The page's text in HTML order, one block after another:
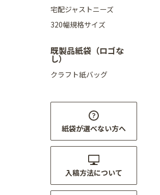
宅配ジャストニーズ
320幅規格サイズ
既製品紙袋（ロゴな
し）
クラフト紙バッグ
紙袋が選べない方へ
入稿方法について